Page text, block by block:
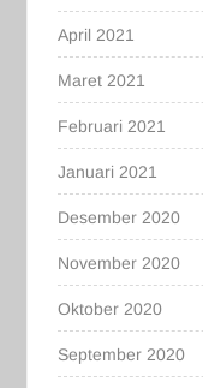
April 2021
Maret 2021
Februari 2021
Januari 2021
Desember 2020
November 2020
Oktober 2020
September 2020